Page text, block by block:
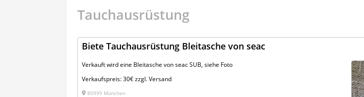
Tauchausrüstung
Biete Tauchausrüstung Bleitasche von seac
Verkauft wird eine Bleitasche von seac SUB, siehe Foto
Verkaufspreis: 30€ zzgl. Versand
80999 München